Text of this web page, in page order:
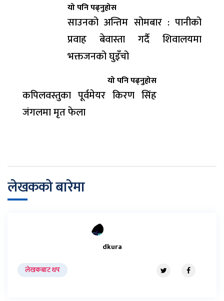
यो पनि पढ्नुहोस
साउनको अन्तिम सोमबार : पानीको
प्रवाह बेवास्ता गर्दै शिवालयमा
भक्तजनको घुइँचो
यो पनि पढ्नुहोस
कपिलवस्तुका पूर्वमेयर किरण सिंह
जंगलमा मृत फेला
लेखकको बारेमा
dkura
लेखकबाट थप